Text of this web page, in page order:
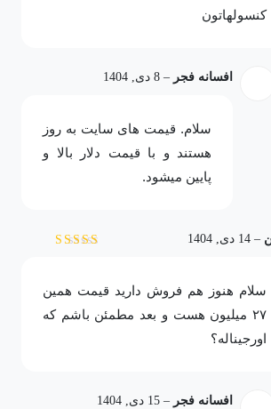
کنسولهاتون
افسانه فجر – 8 دی, 1404
سلام. قیمت های سایت به روز
هستند و با قیمت دلار بالا و
پایین میشود.
– 14 دی, 1404
سلام هنوز هم فروش دارید قیمت همین
۲۷ میلیون هست و بعد مطمئن باشم که
اورجیناله؟
افسانه فجر – 15 دی, 1404